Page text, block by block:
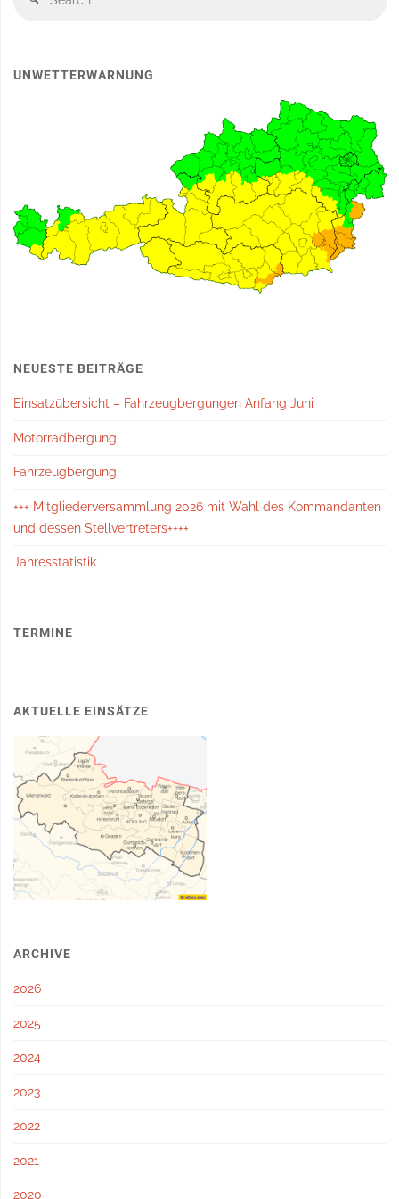
UNWETTERWARNUNG
NEUESTE BEITRÄGE
Einsatzübersicht – Fahrzeugbergungen Anfang Juni
Motorradbergung
Fahrzeugbergung
+++ Mitgliederversammlung 2026 mit Wahl des Kommandanten
und dessen Stellvertreters++++
Jahresstatistik
TERMINE
AKTUELLE EINSÄTZE
ARCHIVE
2026
2025
2024
2023
2022
2021
2020